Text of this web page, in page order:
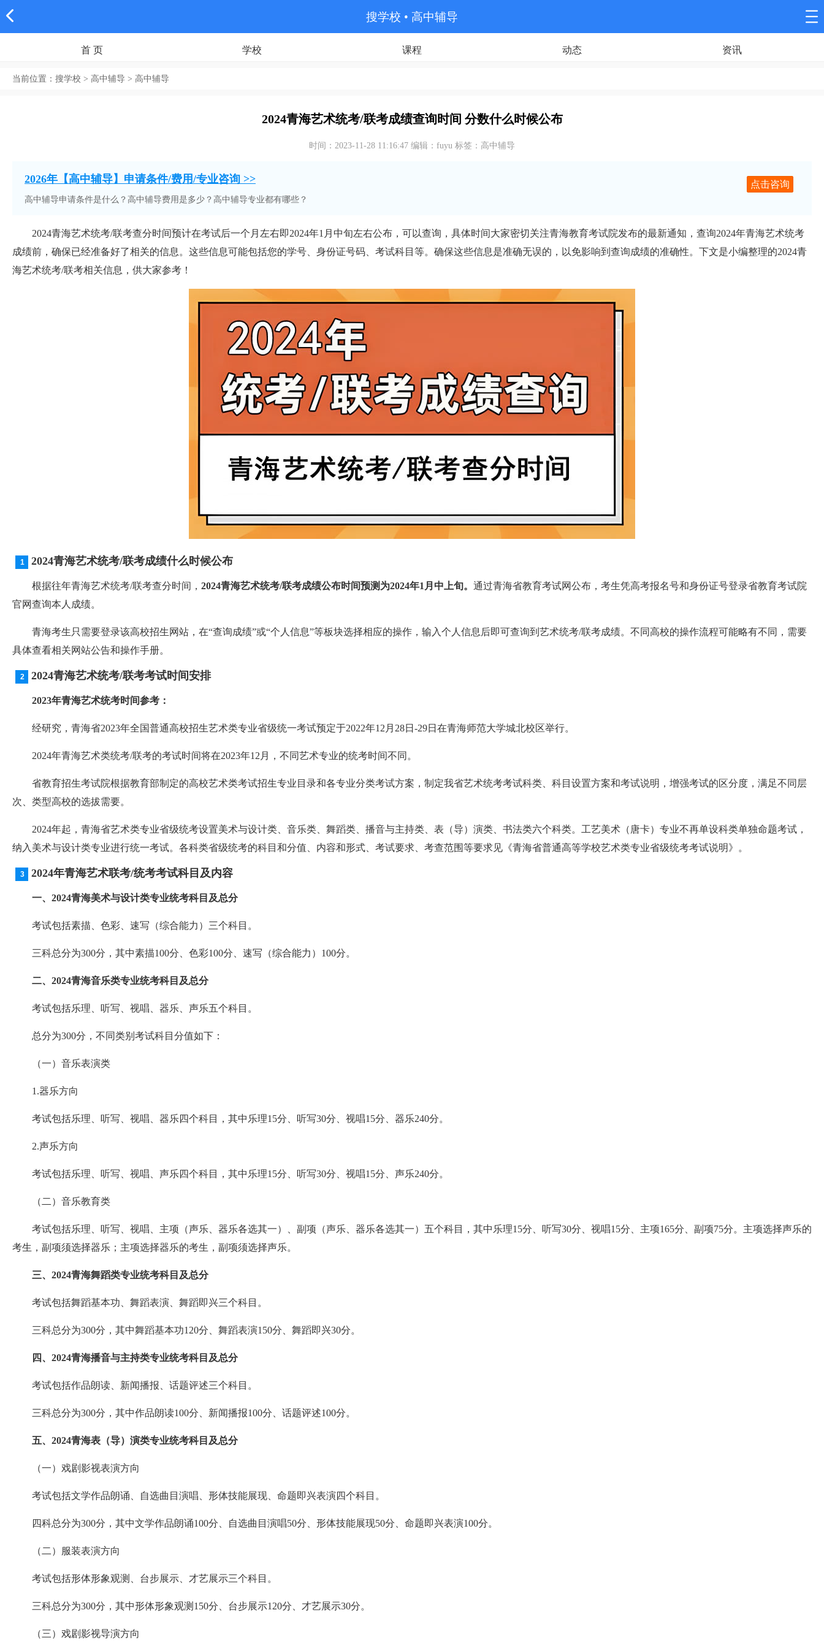
搜学校 • 高中辅导
首 页 学校 课程 动态 资讯
当前位置： 搜学校 > 高中辅导 > 高中辅导
2024青海艺术统考/联考成绩查询时间 分数什么时候公布
时间：2023-11-28 11:16:47 编辑：fuyu 标签：高中辅导
2026年【高中辅导】申请条件/费用/专业咨询 >>
高中辅导申请条件是什么？高中辅导费用是多少？高中辅导专业都有哪些？
点击咨询
2024青海艺术统考/联考查分时间预计在考试后一个月左右即2024年1月中旬左右公布，可以查询，具体时间大家密切关注青海教育考试院发布的最新通知，查询2024年青海艺术统考
成绩前，确保已经准备好了相关的信息。这些信息可能包括您的学号、身份证号码、考试科目等。确保这些信息是准确无误的，以免影响到查询成绩的准确性。下文是小编整理的2024青
海艺术统考/联考相关信息，供大家参考！
2024青海艺术统考/联考成绩什么时候公布
根据往年青海艺术统考/联考查分时间， 2024青海艺术统考/联考成绩公布时间预测为2024年1月中上旬。 通过青海省教育考试网公布，考生凭高考报名号和身份证号登录省教育考试院
官网查询本人成绩。
青海考生只需要登录该高校招生网站，在“查询成绩”或“个人信息”等板块选择相应的操作，输入个人信息后即可查询到艺术统考/联考成绩。不同高校的操作流程可能略有不同，需要
具体查看相关网站公告和操作手册。
2024青海艺术统考/联考考试时间安排
2023年青海艺术统考时间参考：
经研究，青海省2023年全国普通高校招生艺术类专业省级统一考试预定于2022年12月28日-29日在青海师范大学城北校区举行。
2024年青海艺术类统考/联考的考试时间将在2023年12月，不同艺术专业的统考时间不同。
省教育招生考试院根据教育部制定的高校艺术类考试招生专业目录和各专业分类考试方案，制定我省艺术统考考试科类、科目设置方案和考试说明，增强考试的区分度，满足不同层
次、类型高校的选拔需要。
2024年起，青海省艺术类专业省级统考设置美术与设计类、音乐类、舞蹈类、播音与主持类、表（导）演类、书法类六个科类。工艺美术（唐卡）专业不再单设科类单独命题考试，
纳入美术与设计类专业进行统一考试。各科类省级统考的科目和分值、内容和形式、考试要求、考查范围等要求见《青海省普通高等学校艺术类专业省级统考考试说明》。
2024年青海艺术联考/统考考试科目及内容
一、2024青海美术与设计类专业统考科目及总分
考试包括素描、色彩、速写（综合能力）三个科目。
三科总分为300分，其中素描100分、色彩100分、速写（综合能力）100分。
二、2024青海音乐类专业统考科目及总分
考试包括乐理、听写、视唱、器乐、声乐五个科目。
总分为300分，不同类别考试科目分值如下：
（一）音乐表演类
1.器乐方向
考试包括乐理、听写、视唱、器乐四个科目，其中乐理15分、听写30分、视唱15分、器乐240分。
2.声乐方向
考试包括乐理、听写、视唱、声乐四个科目，其中乐理15分、听写30分、视唱15分、声乐240分。
（二）音乐教育类
考试包括乐理、听写、视唱、主项（声乐、器乐各选其一）、副项（声乐、器乐各选其一）五个科目，其中乐理15分、听写30分、视唱15分、主项165分、副项75分。主项选择声乐的
考生，副项须选择器乐；主项选择器乐的考生，副项须选择声乐。
三、2024青海舞蹈类专业统考科目及总分
考试包括舞蹈基本功、舞蹈表演、舞蹈即兴三个科目。
三科总分为300分，其中舞蹈基本功120分、舞蹈表演150分、舞蹈即兴30分。
四、2024青海播音与主持类专业统考科目及总分
考试包括作品朗读、新闻播报、话题评述三个科目。
三科总分为300分，其中作品朗读100分、新闻播报100分、话题评述100分。
五、2024青海表（导）演类专业统考科目及总分
（一）戏剧影视表演方向
考试包括文学作品朗诵、自选曲目演唱、形体技能展现、命题即兴表演四个科目。
四科总分为300分，其中文学作品朗诵100分、自选曲目演唱50分、形体技能展现50分、命题即兴表演100分。
（二）服装表演方向
考试包括形体形象观测、台步展示、才艺展示三个科目。
三科总分为300分，其中形体形象观测150分、台步展示120分、才艺展示30分。
（三）戏剧影视导演方向